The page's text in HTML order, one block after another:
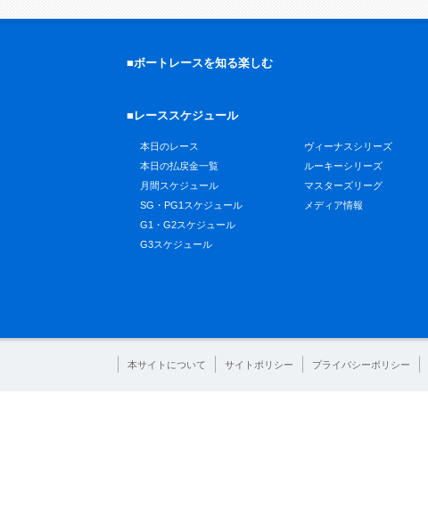
■ボートレースを知る楽しむ
■レーススケジュール
本日のレース
本日の払戻金一覧
月間スケジュール
SG・PG1スケジュール
G1・G2スケジュール
G3スケジュール
ヴィーナスシリーズ
ルーキーシリーズ
マスターズリーグ
メディア情報
本サイトについて サイトポリシー プライバシーポリシー